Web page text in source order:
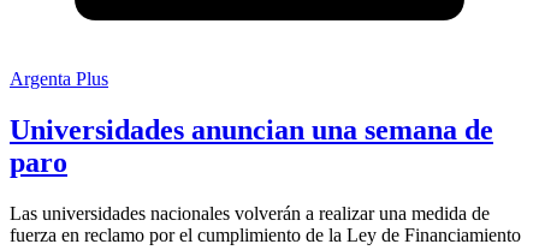
Argenta Plus
Universidades anuncian una semana de
paro
Las universidades nacionales volverán a realizar una medida de
fuerza en reclamo por el cumplimiento de la Ley de Financiamiento